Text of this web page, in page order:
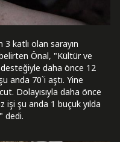
3 katlı olan sarayın
belirten Önal, "Kültür ve
desteğiyle daha önce 12
anda 70`i aştı. Yine
Dolayısıyla daha önce
işi şu anda 1 buçuk yılda
dedi.